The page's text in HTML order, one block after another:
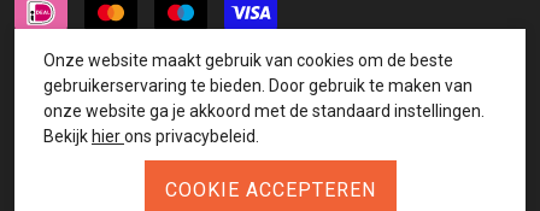
INSCHRIJVEN NIEUWSBRIEF
Onze website maakt gebruik van cookies om de beste
gebruikerservaring te bieden. Door gebruik te maken van
onze website ga je akkoord met de standaard instellingen.
Bekijk hierons privacybeleid.